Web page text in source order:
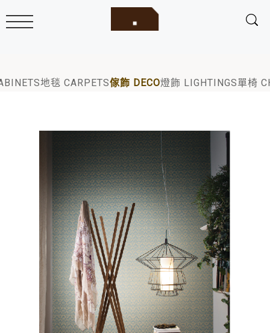
地毯 CARPETS傢飾 DECO燈飾 LIGHTINGS單椅